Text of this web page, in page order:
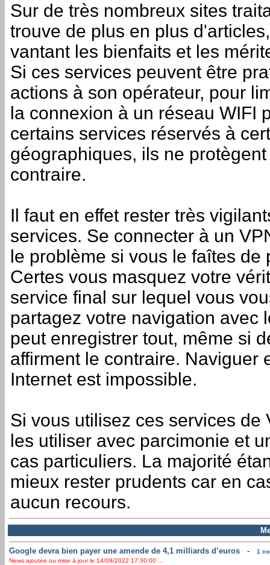
Sur de très nombreux sites
trouve de plus en plus
vantant les bienfaits et les
Si ces services peuvent être
actions à son opérateur, pour
la connexion à un réseau WIFI
certains services réservés à
géographiques, ils ne
contraire.
Il faut en effet rester très
services. Se connecter à un
le problème si vous le faîtes
Certes vous masquez votre
service final sur lequel vous
partagez votre navigation avec
peut enregistrer tout, même si
affirment le contraire. Naviguer
Internet est impossible.
Si vous utilisez ces services
les utiliser avec parcimonie et
cas particuliers. La majorité
mieux rester prudents car en
aucun recours.
Google devra bien payer une amende de 4,1 milliards d’euros -
1
News ajoutée ou mise à jour le 14/09/2022 17:30:00 ...